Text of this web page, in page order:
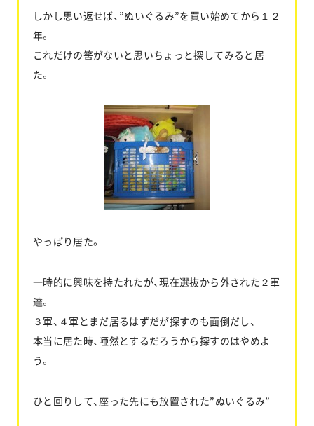
しかし思い返せば、”ぬいぐるみ”を買い始めてから１２
年。
これだけの筈がないと思いちょっと探してみると居
た。
やっぱり居た。
一時的に興味を持たれたが、現在選抜から外された２軍
達。
３軍、４軍とまだ居るはずだが探すのも面倒だし、
本当に居た時、唖然とするだろうから探すのはやめよ
う。
ひと回りして、座った先にも放置された”ぬいぐるみ”